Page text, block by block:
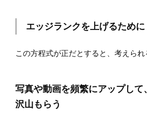
エッジランクを上げるために
この方程式が正だとすると、考えられ
写真や動画を頻繁にアップして
沢山もらう